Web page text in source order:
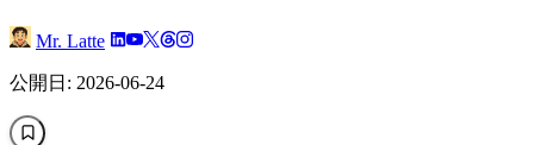
Mr. Latte
公開日: 2026-06-24